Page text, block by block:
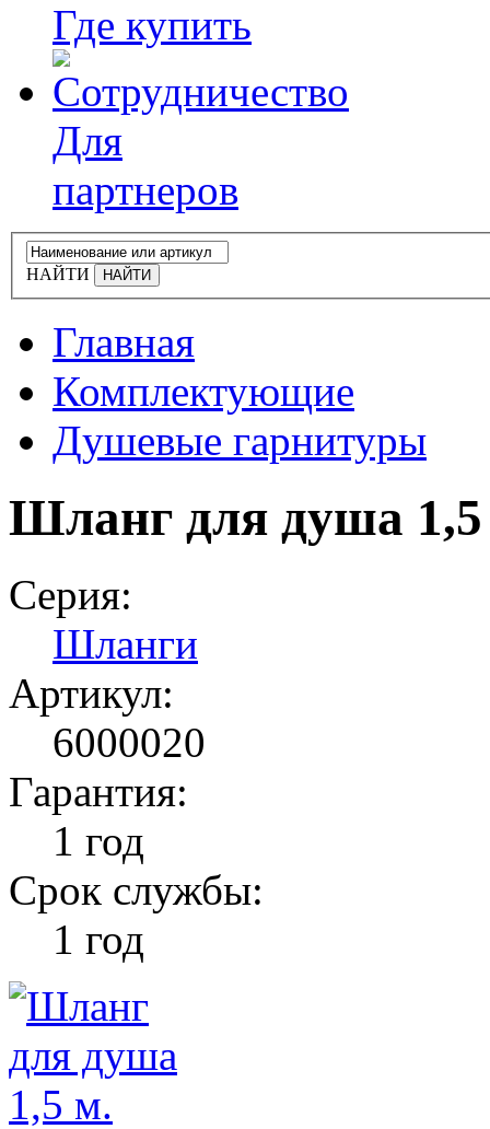
Где купить
Для
партнеров
НАЙТИ
Главная
Комплектующие
Душевые гарнитуры
Шланг для душа
Серия:
Шланги
Артикул:
6000020
Гарантия:
1 год
Срок службы:
1 год